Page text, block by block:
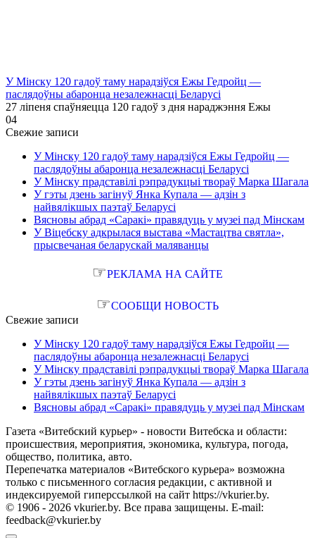
У Мінску 120 гадоў таму нарадзіўся Ежы Гедройц —
паслядоўны абаронца незалежнасці Беларусі
27 ліпеня спаўняецца 120 гадоў з дня нараджэння Ежы
04
Свежие записи
У Мінску 120 гадоў таму нарадзіўся Ежы Гедройц —
паслядоўны абаронца незалежнасці Беларусі
У Мінску прадставілі рэпрадукцыі твораў Марка Шагала
У гэты дзень загінуў Янка Купала — адзін з
найвялікшых паэтаў Беларусі
Вясновы абрад «Саракі» правядуць у музеі пад Мінскам
У Віцебску адкрылася выстава «Мастацтва святла»,
прысвечаная беларускай маляванцы
☞РЕКЛАМА НА САЙТЕ
☞СООБЩИ НОВОСТЬ
Свежие записи
У Мінску 120 гадоў таму нарадзіўся Ежы Гедройц —
паслядоўны абаронца незалежнасці Беларусі
У Мінску прадставілі рэпрадукцыі твораў Марка Шагала
У гэты дзень загінуў Янка Купала — адзін з
найвялікшых паэтаў Беларусі
Вясновы абрад «Саракі» правядуць у музеі пад Мінскам
Газета «Витебский курьер» - новости Витебска и области:
происшествия, мероприятия, экономика, культура, погода,
общество, политика, авто.
Перепечатка материалов «Витебского курьера» возможна
только с письменного согласия редакции, с активной и
индексируемой гиперссылкой на сайт https://vkurier.by.
© 1906 - 2026 vkurier.by. Все права защищены. E-mail:
feedback@vkurier.by